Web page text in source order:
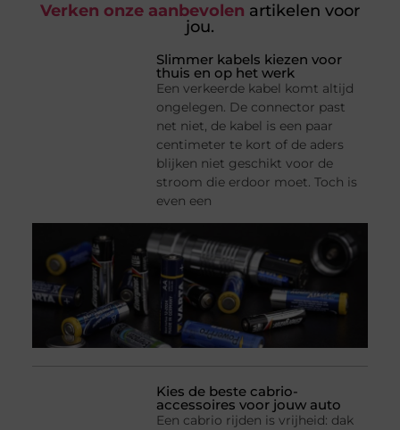
Verken onze aanbevolen artikelen voor
jou.
Slimmer kabels kiezen voor
thuis en op het werk
Een verkeerde kabel komt altijd
ongelegen. De connector past
net niet, de kabel is een paar
centimeter te kort of de aders
blijken niet geschikt voor de
stroom die erdoor moet. Toch is
even een
Kies de beste cabrio-
accessoires voor jouw auto
Een cabrio rijden is vrijheid: dak